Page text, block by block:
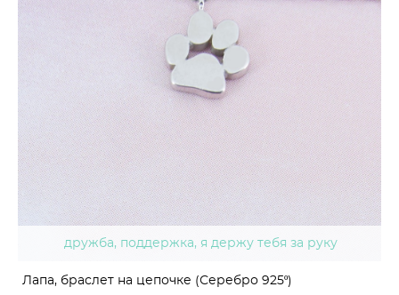
дружба, поддержка, я держу тебя за руку
Лапа, браслет на цепочке (Серебро 925º)